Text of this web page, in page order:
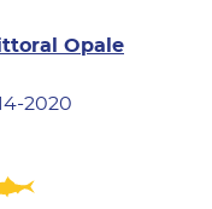
Opale
2020